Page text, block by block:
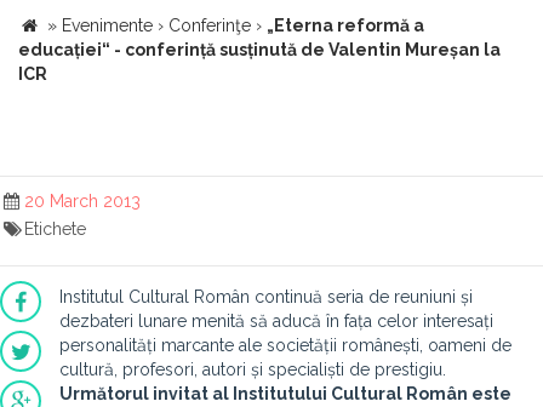
» Evenimente › Conferinţe › „Eterna reformă a
educației“ - conferință susținută de Valentin Mureșan la
ICR
20 March 2013
Etichete
Institutul Cultural Român continuă seria de reuniuni și
dezbateri lunare menită să aducă în fața celor interesați
personalități marcante ale societății românești, oameni de
cultură, profesori, autori și specialiști de prestigiu.
Următorul invitat al Institutului Cultural Român este